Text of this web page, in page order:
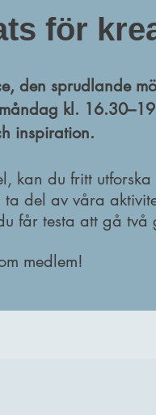
för
den sprudlande
måndag kl.
inspiration.
kan du fritt
del av våra
får testa att gå
medlem!